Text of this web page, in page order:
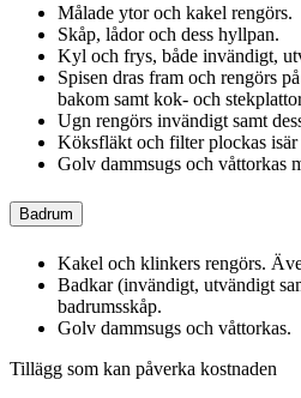
Målade ytor och kakel rengörs.
Skåp, lådor och dess hyllpan.
Kyl och frys, både invändigt,
Spisen dras fram och rengörs
bakom samt kok- och
Ugn rengörs invändigt samt
Köksfläkt och filter plockas isär
Golv dammsugs och våttorkas
Badrum
Kakel och klinkers rengörs.
Badkar (invändigt, utvändigt
badrumsskåp.
Golv dammsugs och våttorkas.
Tillägg som kan påverka kostnaden